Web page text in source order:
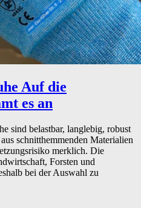
Auf die
es an
sind belastbar, langlebig, robust
schnitthemmenden Materialien
merklich. Die
Forsten und
bei der Auswahl zu